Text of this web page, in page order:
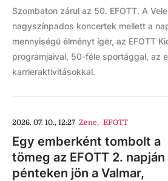
Szombaton zárul az 50. EFOTT. A
nagyszínpados koncertek mellett a
mennyiségű élményt ígér, az EFOTT
programjaival, 50-féle sportággal, az
karrieraktivitásokkal.
2026. 07. 10., 12:27 Zene, EFOTT
Egy emberként tombolt a
tömeg az EFOTT 2. napján
pénteken jön a Valmar,